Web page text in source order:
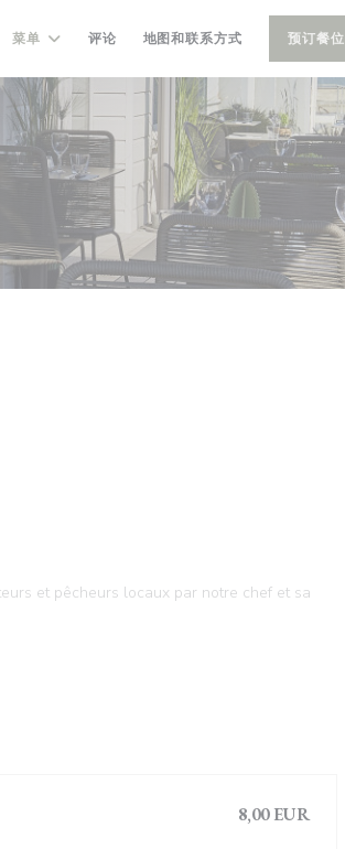
菜单 评论 地图和联系方式 预订餐位
et pêcheurs locaux par notre chef et sa
8,00 EUR